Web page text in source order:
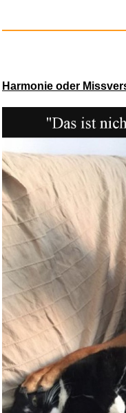
Der
Artikel
Harmonie oder